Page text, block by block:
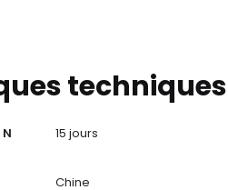
techniques
15 jours
Chine